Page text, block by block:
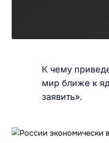
К чему
мир ближе к
заявить».